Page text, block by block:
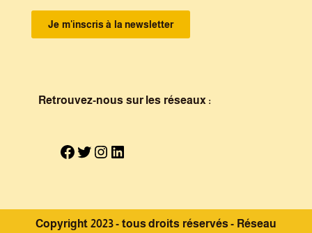
Je m'inscris à la newsletter
Retrouvez-nous sur les réseaux :
Copyright 2023 - tous droits réservés - Réseau